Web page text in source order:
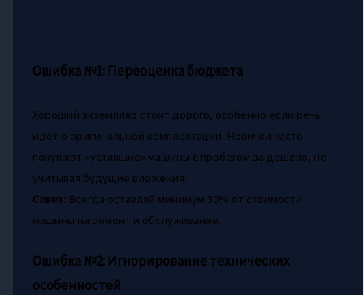
Ошибка №1: Переоценка бюджета
Хороший экземпляр стоит дорого, особенно если речь
идёт о оригинальной комплектации. Новички часто
покупают «уставшие» машины с пробегом за дешево, не
учитывая будущие вложения.
Совет: Всегда оставляй минимум 30% от стоимости
машины на ремонт и обслуживание.
Ошибка №2: Игнорирование технических
особенностей